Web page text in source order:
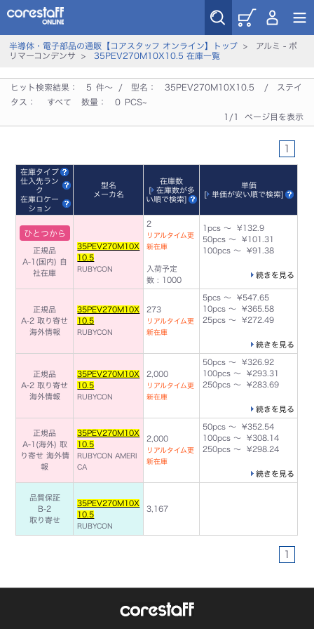
半導体・電子部品の通販【コアスタッフ オンライン】トップ> アルミ - ポ
リマーコンデンサ >
35PEV270M10X10.5 在庫一覧
ヒット検索結果： 5 件～ / 型名： 35PEV270M10X10.5
/ ステイ
タス：
すべて 数量： 0 PCS~
1/1 ページ目を表示
1
在庫タイプ
仕入先ラン
ク
在庫ロケー
ション
型名
メーカ名
在庫数
[
在庫数が多
い順で検索]
単価
[
単価が安い順で検索]
ひとつから
正規品
A-1(国内)
自
社在庫
35PEV270M10X
10.5
RUBYCON
2
リアルタイム更
新在庫
入荷予定
数 : 1000
1pcs ～ ¥132.9
50pcs ～ ¥101.31
100pcs ～ ¥91.38
続きを見る
正規品
A-2 取り寄せ
海外情報
35PEV270M10X
10.5
RUBYCON
273
リアルタイム更
新在庫
5pcs ～ ¥547.65
10pcs ～ ¥365.58
25pcs ～ ¥272.49
続きを見る
正規品
A-2 取り寄せ
海外情報
35PEV270M10X
10.5
RUBYCON
2,000
リアルタイム更
新在庫
50pcs ～ ¥326.92
100pcs ～ ¥293.31
250pcs ～ ¥283.69
続きを見る
正規品
A-1(海外) 取
り寄せ 海外情
報
35PEV270M10X
10.5
RUBYCON AMERI
CA
2,000
リアルタイム更
新在庫
50pcs ～ ¥352.54
100pcs ～ ¥308.14
250pcs ～ ¥298.24
続きを見る
品質保証
B-2
取り寄せ
35PEV270M10X
10.5
RUBYCON
3,167
1